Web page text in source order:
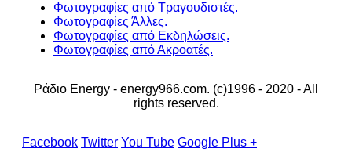
Φωτογραφίες από Τραγουδιστές.
Φωτογραφίες Άλλες.
Φωτογραφίες από Εκδηλώσεις.
Φωτογραφίες από Ακροατές.
Ράδιο Energy - energy966.com. (c)1996 - 2020 - All
rights reserved.
Facebook Twitter You Tube Google Plus +